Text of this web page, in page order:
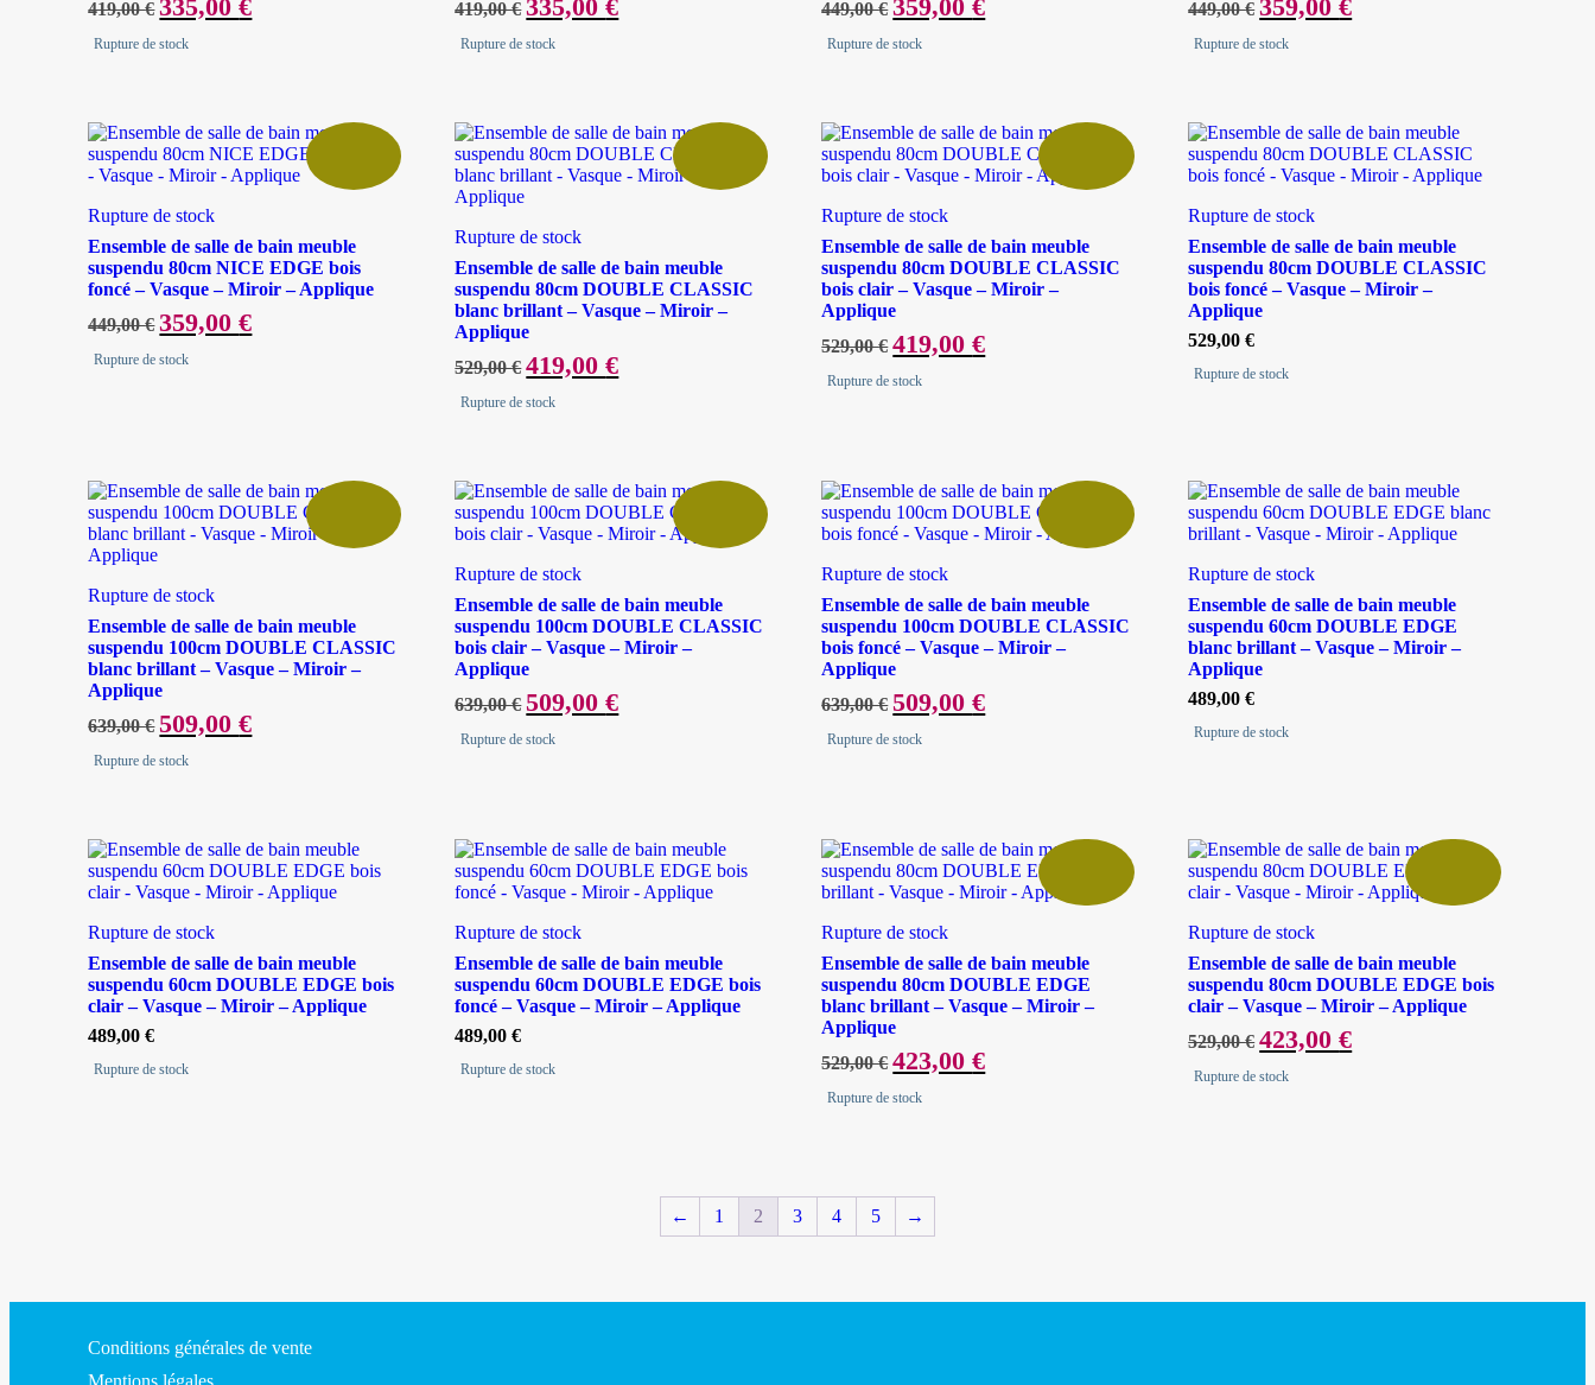
419,00€
prix
initial
335,00€prix
Rupture de stock
419,00€
prix
initial
335,00€prix
Rupture de stock
449,00€
prix
initial
359,00€prix
Rupture de stock
449,00€
prix
initial
359,00€prix
Rupture de stock
Rupture de stock
Ensemble de salle de bain meuble
suspendu 80cm NICE EDGE bois
foncé – Vasque – Miroir – Applique
449,00€ Le
prix
initial
359,00€Le
prix
Rupture de stock
Rupture de stock
Ensemble de salle de bain meuble
suspendu 80cm DOUBLE CLASSIC
blanc brillant – Vasque – Miroir –
Applique
529,00€ Le
prix
initial
419,00€Le
prix
Rupture de stock
Rupture de stock
Ensemble de salle de bain meuble
suspendu 80cm DOUBLE CLASSIC
bois clair – Vasque – Miroir –
Applique
529,00€ Le
prix
initial
419,00€Le
prix
Rupture de stock
Rupture de stock
Ensemble de salle de bain meuble
suspendu 80cm DOUBLE CLASSIC
bois foncé – Vasque – Miroir –
Applique
529,00€
Rupture de stock
Rupture de stock
Ensemble de salle de bain meuble
suspendu 100cm DOUBLE CLASSIC
blanc brillant – Vasque – Miroir –
Applique
639,00€ Le
prix
initial
509,00€Le
prix
Rupture de stock
Rupture de stock
Ensemble de salle de bain meuble
suspendu 100cm DOUBLE CLASSIC
bois clair – Vasque – Miroir –
Applique
639,00€ Le
prix
initial
509,00€Le
prix
Rupture de stock
Rupture de stock
Ensemble de salle de bain meuble
suspendu 100cm DOUBLE CLASSIC
bois foncé – Vasque – Miroir –
Applique
639,00€ Le
prix
initial
509,00€Le
prix
Rupture de stock
Rupture de stock
Ensemble de salle de bain meuble
suspendu 60cm DOUBLE EDGE
blanc brillant – Vasque – Miroir –
Applique
489,00€
Rupture de stock
Rupture de stock
Ensemble de salle de bain meuble
suspendu 60cm DOUBLE EDGE bois
clair – Vasque – Miroir – Applique
489,00€
Rupture de stock
Rupture de stock
Ensemble de salle de bain meuble
suspendu 60cm DOUBLE EDGE bois
foncé – Vasque – Miroir – Applique
489,00€
Rupture de stock
Rupture de stock
Ensemble de salle de bain meuble
suspendu 80cm DOUBLE EDGE
blanc brillant – Vasque – Miroir –
Applique
529,00€ Le
prix
initial
423,00€Le
prix
Rupture de stock
Rupture de stock
Ensemble de salle de bain meuble
suspendu 80cm DOUBLE EDGE bois
clair – Vasque – Miroir – Applique
529,00€ Le
prix
initial
423,00€Le
prix
Rupture de stock
← 1 2 3 4 5 →
Conditions générales de vente
Mentions légales